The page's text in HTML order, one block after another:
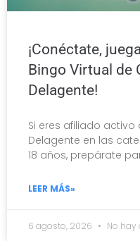
¡Conéctate,
Bingo Virtual de
Delagente!
Si eres afiliado
Delagente en las
18 años, prepárate
LEER MÁS»
6 agosto, 2026 No